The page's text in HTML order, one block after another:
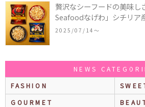
贅沢なシーフードの美味
Seafoodなげわ」シチリア
老味、安曇野産わさび香る
2025/07/14〜
NEWS
FASHION
GOURMET